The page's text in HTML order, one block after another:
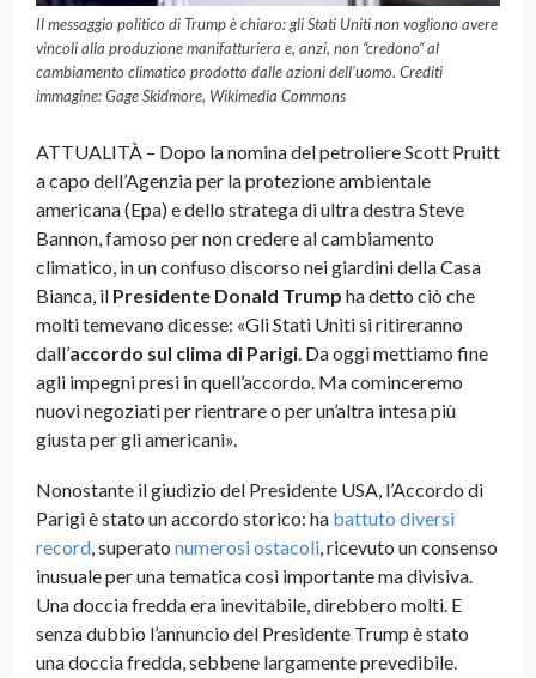
Il messaggio politico di Trump è chiaro: gli Stati Uniti non vogliono avere
vincoli alla produzione manifatturiera e, anzi, non “credono” al
cambiamento climatico prodotto dalle azioni dell’uomo. Crediti
immagine: Gage Skidmore, Wikimedia Commons
ATTUALITÀ – Dopo la nomina del petroliere Scott Pruitt
a capo dell’Agenzia per la protezione ambientale
americana (Epa) e dello stratega di ultra destra Steve
Bannon, famoso per non credere al cambiamento
climatico, in un confuso discorso nei giardini della Casa
Bianca, il Presidente Donald Trump ha detto ciò che
molti temevano dicesse: «Gli Stati Uniti si ritireranno
dall’accordo sul clima di Parigi. Da oggi mettiamo fine
agli impegni presi in quell’accordo. Ma cominceremo
nuovi negoziati per rientrare o per un’altra intesa più
giusta per gli americani».
Nonostante il giudizio del Presidente USA, l’Accordo di
Parigi è stato un accordo storico: ha battuto diversi
record, superato numerosi ostacoli, ricevuto un consenso
inusuale per una tematica così importante ma divisiva.
Una doccia fredda era inevitabile, direbbero molti. E
senza dubbio l’annuncio del Presidente Trump è stato
una doccia fredda, sebbene largamente prevedibile.